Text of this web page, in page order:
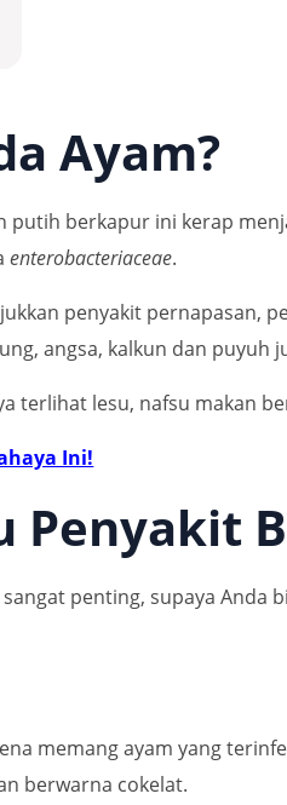
Ayam?
berkapur ini kerap
enterobacteriaceae.
penyakit pernapasan,
angsa, kalkun dan puyuh
terlihat lesu, nafsu makan
Ini!
Penyakit
penting, supaya Anda
memang ayam yang
berwarna cokelat.